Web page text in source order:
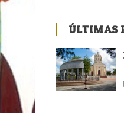
ÚLTIMAS